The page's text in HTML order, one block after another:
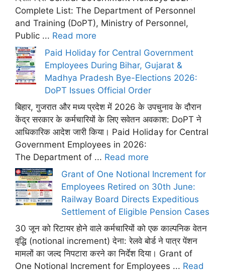
Complete List: The Department of Personnel
and Training (DoPT), Ministry of Personnel,
Public ... Read more
Paid Holiday for Central Government
Employees During Bihar, Gujarat &
Madhya Pradesh Bye-Elections 2026:
DoPT Issues Official Order
बिहार, गुजरात और मध्य प्रदेश में 2026 के उपचुनाव के दौरान
केंद्र सरकार के कर्मचारियों के लिए सवेतन अवकाश: DoPT ने
आधिकारिक आदेश जारी किया। Paid Holiday for Central
Government Employees in 2026:
The Department of ... Read more
Grant of One Notional Increment for
Employees Retired on 30th June:
Railway Board Directs Expeditious
Settlement of Eligible Pension Cases
30 जून को रिटायर होने वाले कर्मचारियों को एक काल्पनिक वेतन
वृद्धि (notional increment) देना: रेलवे बोर्ड ने पात्र पेंशन
मामलों का जल्द निपटारा करने का निर्देश दिया। Grant of
One Notional Increment for Employees ... Read